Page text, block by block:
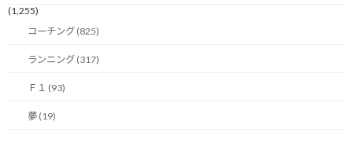
屋根のあるところって何処よ？という話もあると思います。
設、トンネル、高架下といった選択肢があるようです。
特に、トンネルは歩道のあるちゃんとした場所であれば距離も長
(1,255)
コーチング (825)
ランニング (317)
Ｆ１ (93)
夢 (19)